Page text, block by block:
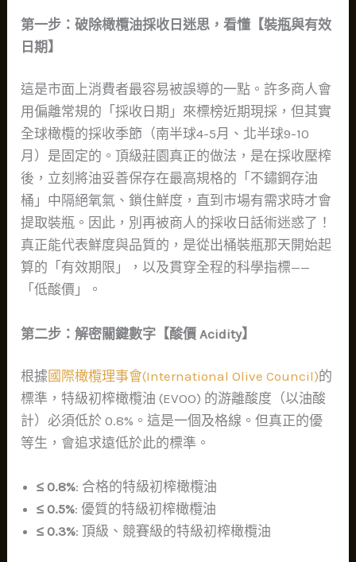
第一步：破除橄欖油採收日迷思，看懂【裝瓶與有效
日期】
這是市面上消費者最容易被誤導的一點。許多商人會
用偏離常規的「採收日期」來標榜近期現採，但其實
全球橄欖的採收季節（南半球4-5月、北半球9-10
月）是固定的。頂級莊園真正的做法，是在採收壓榨
後，立刻將油妥善保存在最高規格的「不鏽鋼存油
桶」中隔絕氧氣、鎖住鮮度，直到市場有需求時才會
提取裝瓶。因此，別再被商人的採收日話術迷惑了！
真正能代表鮮度與品質的，是從出桶裝瓶那天開始起
算的「有效期限」，以及貫穿全程的科學指標——
「低酸價」。
第二步：解密關鍵數字【酸價 Acidity】
根據 國際橄欖理事會(International Olive Council)的
標準，特級初榨橄欖油 (EVOO) 的游離酸度（以油酸
計）必須低於 0.8%。這是一個及格線。但真正的優
等生，會追求遠低於此的標準。
≤ 0.8%: 合格的特級初榨橄欖油
≤ 0.5%: 優質的特級初榨橄欖油
≤ 0.3%: 頂級、競賽級的特級初榨橄欖油